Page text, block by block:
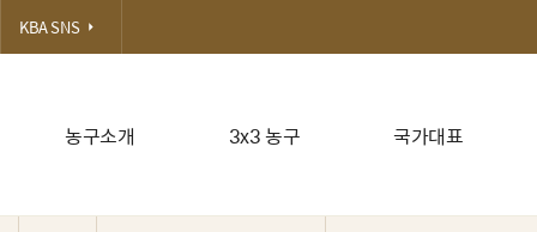
농구소개 3x3 농구 국가대표
KBA SNS